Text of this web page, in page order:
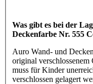
Was gibt es bei der
Deckenfarbe Nr. 555
Auro Wand- und
original
muss für Kinder
verschlossen gelagert